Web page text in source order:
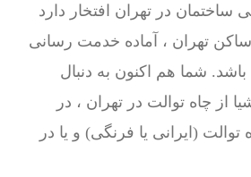
ساختمان در تهران افتخار دارد
تهران ، آماده خدمت رسانی
باشد. شما هم اکنون به دنبال
از چاه توالت در تهران ، در
توالت (ایرانی یا فرنگی) و یا در